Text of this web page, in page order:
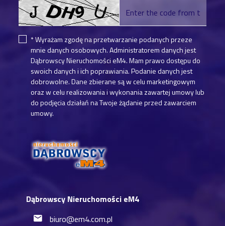
Dąbrowscy Nieruchomości eM4
biuro@em4.com.pl
* Wyrażam zgodę na przetwarzanie podanych przeze
mnie danych osobowych. Administratorem danych jest
Dąbrowscy Nieruchomości eM4. Mam prawo dostępu do
swoich danych i ich poprawiania. Podanie danych jest
dobrowolne. Dane zbierane są w celu marketingowym
oraz w celu realizowania i wykonania zawartej umowy lub
do podjęcia działań na Twoje żądanie przed zawarciem
umowy.